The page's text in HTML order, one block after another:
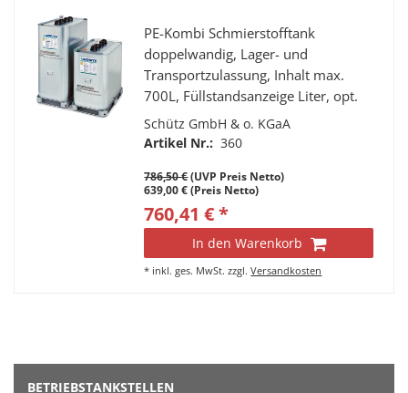
BETRIEBSTANKSTELLEN
PE-Kombi Schmierstofftank
doppelwandig, Lager- und
Transportzulassung, Inhalt max.
700L, Füllstandsanzeige Liter, opt.
Leckanzeige, Stahlrohrpalette,
Tragegriff, 4 Stutzen a 2” IG, Fabr.
Schütz GmbH & o. KGaA
Artikel Nr.: 360
786,50 €(UVP Preis Netto)
639,00 € (Preis Netto)
760,41 € *
In den Warenkorb
* inkl. ges. MwSt. zzgl.Versandkosten